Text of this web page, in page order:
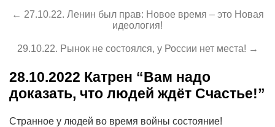
← 27.10.22. Ленин был прав: Новое время – это Новая
идеология!
29.10.22. Рынок не состоялся, у России нет места! →
28.10.2022 Катрен “Вам надо
доказать, что людей ждёт Счастье!”
Странное у людей во время войны состояние!